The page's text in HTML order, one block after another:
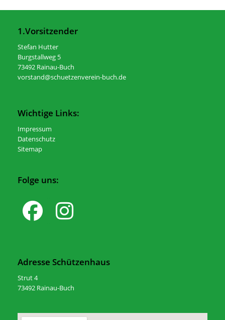
1.Vorsitzender
Stefan Hutter
Burgstallweg 5
73492 Rainau-Buch
vorstand@schuetzenverein-buch.de
Wichtige Links:
Impressum
Datenschutz
Sitemap
Folge uns:
Adresse Schützenhaus
Strut 4
73492 Rainau-Buch